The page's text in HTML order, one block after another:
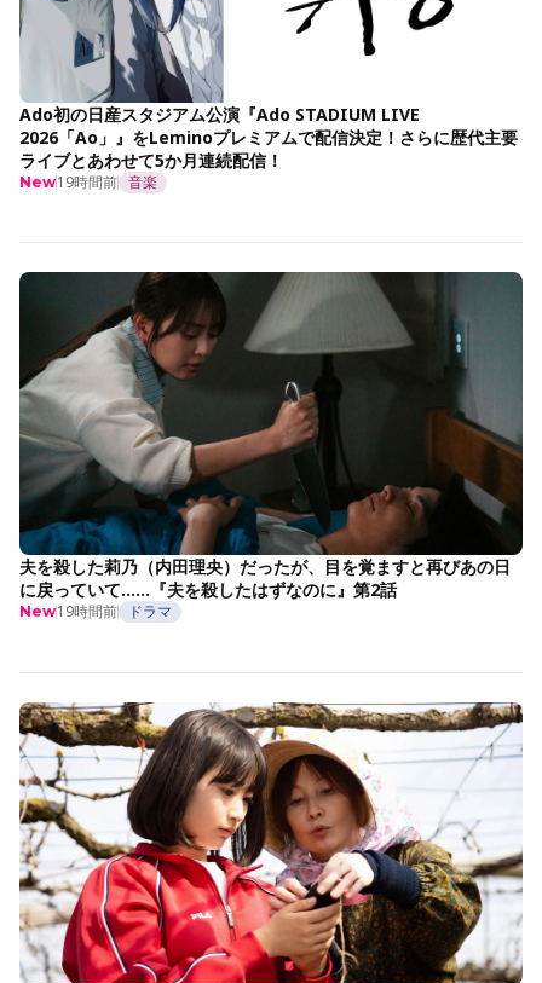
Ado初の日産スタジアム公演『Ado STADIUM LIVE
2026「Ao」』をLeminoプレミアムで配信決定！さらに歴代主要
ライブとあわせて5か月連続配信！
New19時間前 音楽
夫を殺した莉乃（内田理央）だったが、目を覚ますと再びあの日
に戻っていて……『夫を殺したはずなのに』第2話
New19時間前 ドラマ